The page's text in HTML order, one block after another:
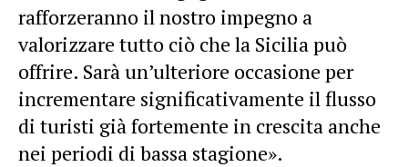
rafforzeranno il nostro impegno a
valorizzare tutto ciò che la Sicilia può
offrire. Sarà un’ulteriore occasione per
incrementare significativamente il flusso
di turisti già fortemente in crescita anche
nei periodi di bassa stagione».